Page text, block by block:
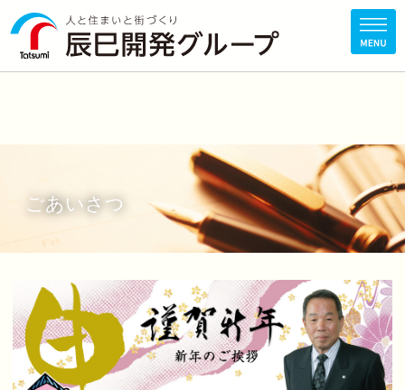
ごあいさつ